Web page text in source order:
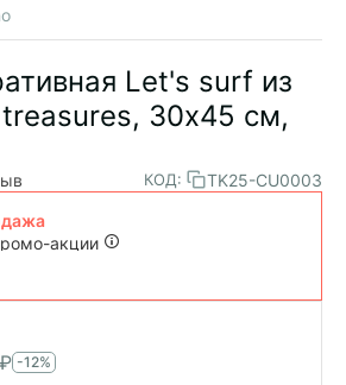
Let's surf из
30х45 см,
КОД: TK25-CU0003
акции
₽ -12%